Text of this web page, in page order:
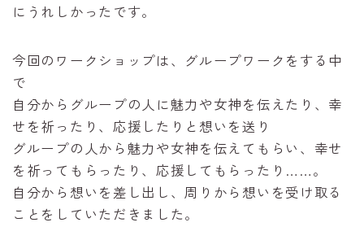
にうれしかったです。
今回のワークショップは、グループワークをする中
で
自分からグループの人に魅力や女神を伝えたり、幸
せを祈ったり、応援したりと想いを送り
グループの人から魅力や女神を伝えてもらい、幸せ
を祈ってもらったり、応援してもらったり……。
自分から想いを差し出し、周りから想いを受け取る
ことをしていただきました。